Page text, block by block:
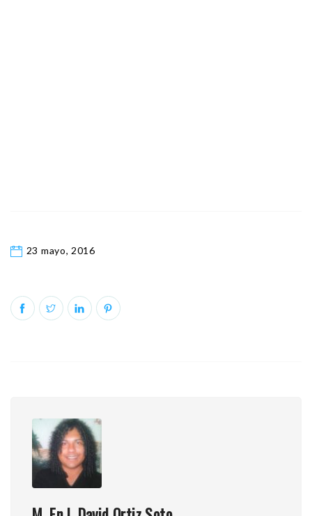
23 mayo, 2016